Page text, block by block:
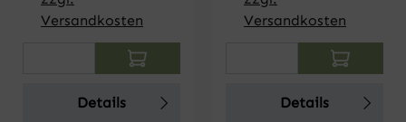
Versandkosten
Produkt Anzahl: Gib den gewünschten
Details
Versandkosten
Produkt Anzahl:
Details